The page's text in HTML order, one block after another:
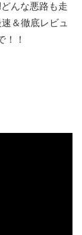
んな悪路も走
＆徹底レビュ
！！